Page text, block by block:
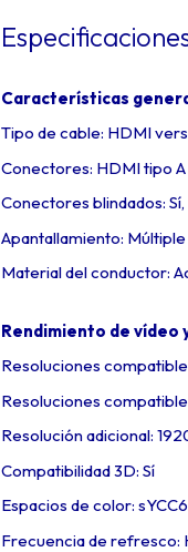
Características
Tipo de cable: HDMI
Conectores: HDMI tipo
Conectores blindados:
Apantallamiento:
Material del conductor:
Rendimiento de vídeo
Resoluciones
Resoluciones
Resolución adicional:
Compatibilidad 3D: Sí
Espacios de color:
Frecuencia de refresco: